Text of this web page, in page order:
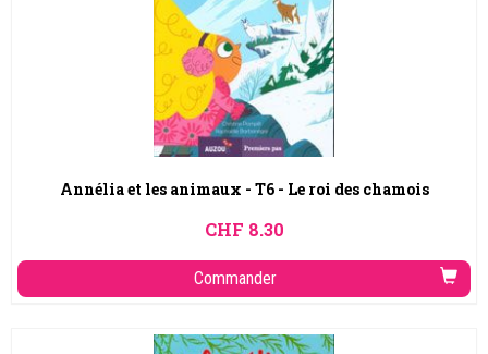
Annélia et les animaux - T6 - Le roi des chamois
CHF 8.30
Commander